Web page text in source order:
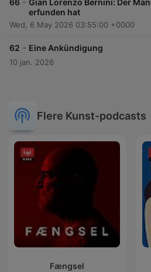
66
Gian Lorenzo Bernini: Der
erfunden hat
Wed, 6 May 2026 03:55:00 +0000
62 - Eine Ankündigung
10 jan. 2026
Flere Kunst-podcasts
Fængsel